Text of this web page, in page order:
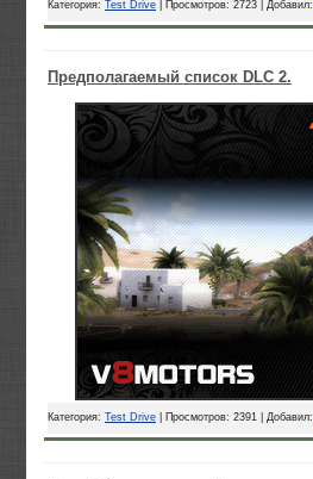
Категория: Test Drive | Просмотров: 2723 | Добавил:
Предполагаемый список DLC 2.
Категория: Test Drive | Просмотров: 2391 | Добавил: